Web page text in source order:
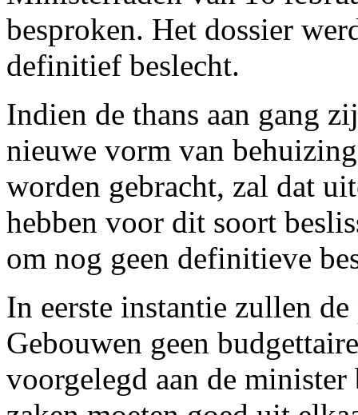
besproken. Het dossier
definitief beslecht.
Indien de thans aan gang
nieuwe vorm van
worden gebracht, zal dat
hebben voor dit soort
om nog geen definitieve
In eerste instantie zullen
Gebouwen geen
voorgelegd aan de